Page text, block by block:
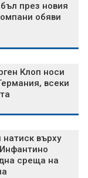
през новия
обяви
Клоп носи
всеки
върху
среща на